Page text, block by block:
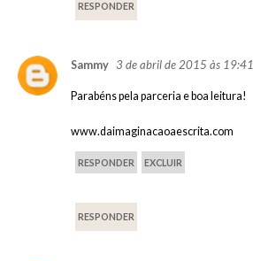
RESPONDER
Sammy 3 de abril de 2015 às 19:41
Parabéns pela parceria e boa leitura!
www.daimaginacaoaescrita.com
RESPONDER EXCLUIR
RESPONDER